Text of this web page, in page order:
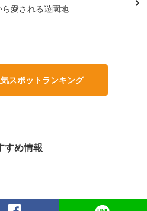
ら愛される遊園地
スポットランキング
すめ情報